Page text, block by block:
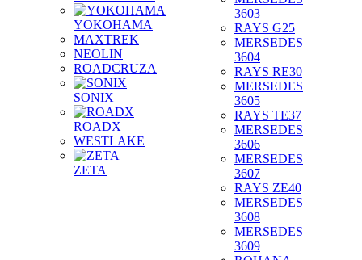
YOKOHAMA
MAXTREK
NEOLIN
ROADCRUZA
SONIX
ROADX
WESTLAKE
ZETA
3603
RAYS G25
MERSEDES
3604
RAYS RE30
MERSEDES
3605
RAYS TE37
MERSEDES
3606
MERSEDES
3607
RAYS ZE40
MERSEDES
3608
MERSEDES
3609